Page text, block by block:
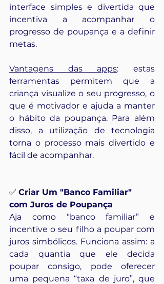
interface simples e divertida que
incentiva a acompanhar o
progresso de poupança e a definir
metas.
Vantagens das apps: estas
ferramentas permitem que a
criança visualize o seu progresso, o
que é motivador e ajuda a manter
o hábito da poupança. Para além
disso, a utilização de tecnologia
torna o processo mais divertido e
fácil de acompanhar.
✅ Criar Um "Banco Familiar"
com Juros de Poupança
Aja como “banco familiar” e
incentive o seu filho a poupar com
juros simbólicos. Funciona assim: a
cada quantia que ele decida
poupar consigo, pode oferecer
uma pequena “taxa de juro”, que